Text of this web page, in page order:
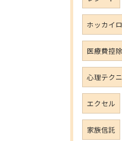
ホッカイロ
医療費控除
心理テク
エクセル
家族信託